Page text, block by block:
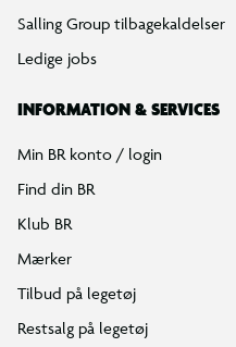
Salling Group tilbagekaldelser
Ledige jobs
INFORMATION & SERVICES
Min BR konto / login
Find din BR
Klub BR
Mærker
Tilbud på legetøj
Restsalg på legetøj